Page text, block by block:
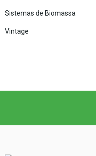
Sistemas de Biomassa
Vintage